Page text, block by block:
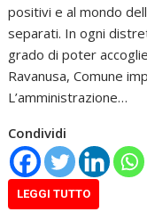
positivi e al mondo
separati. In ogni
grado di poter
Ravanusa, Comune
L’amministrazione…
Condividi
LEGGI TUTTO